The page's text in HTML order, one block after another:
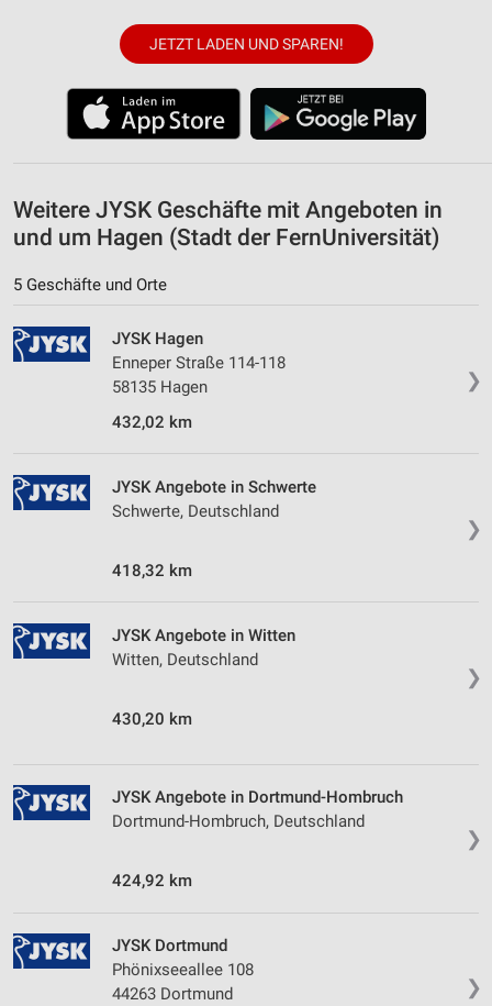
JETZT LADEN UND SPAREN!
Weitere JYSK Geschäfte mit Angeboten in
und um Hagen (Stadt der FernUniversität)
5 Geschäfte und Orte
❯
JYSK Hagen
Enneper Straße 114-118
58135 Hagen
432,02 km
❯
JYSK Angebote in Schwerte
Schwerte, Deutschland
418,32 km
❯
JYSK Angebote in Witten
Witten, Deutschland
430,20 km
❯
JYSK Angebote in Dortmund-Hombruch
Dortmund-Hombruch, Deutschland
424,92 km
❯
JYSK Dortmund
Phönixseeallee 108
44263 Dortmund
Verwendung von Profilen zur Auswahl
personalisierter Inhalte
Messung der Werbeleistung
Kombinationen von Daten aus verschiedenen
Quellen
Entwicklung und Verbesserung der Angebote
Inhalten
Informationen identifizieren
Nicht-IAB-Verarbeitungszwecke:
Funktional